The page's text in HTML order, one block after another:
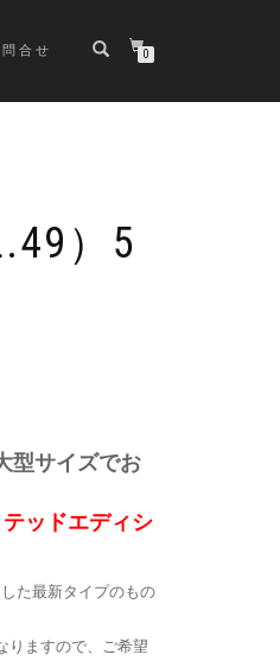
問合せ 0
）5
型サイズでお
テッドエディシ
た最新タイプのもの
りますので、ご希望